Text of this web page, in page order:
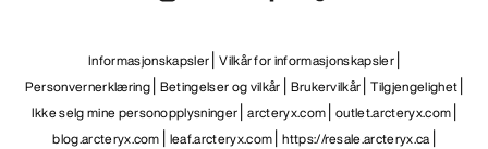
Informasjonskapsler Vilkår for informasjonskapsler
Personvernerklæring Betingelser og vilkår Brukervilkår Tilgjengelighet
Ikke selg mine personopplysninger arcteryx.com outlet.arcteryx.com
blog.arcteryx.com leaf.arcteryx.com https://resale.arcteryx.ca